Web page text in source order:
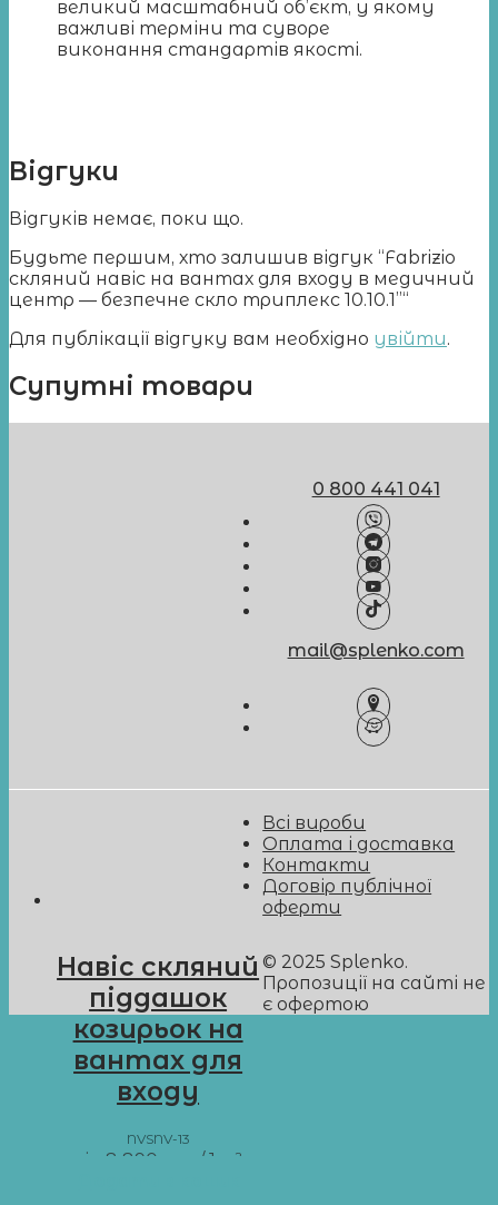
великий масштабний об’єкт, у якому
важливі терміни та суворе
виконання стандартів якості.
Відгуки
Відгуків немає, поки що.
Будьте першим, хто залишив відгук “Fabrizio
скляний навіс на вантах для входу в медичний
центр — безпечне скло триплекс 10.10.1”“
Для публікації відгуку вам необхідно увійти.
Супутні товари
Навіс скляний
піддашок
козирьок на
вантах для
входу
NVSNV-13
від 8 890
/ 1 м²
0 800 441 041
mail@splenko.com
Всі вироби
Оплата і доставка
Контакти
Договір публічної
оферти
© 2025 Splenko.
Пропозиції на сайті не
є офертою